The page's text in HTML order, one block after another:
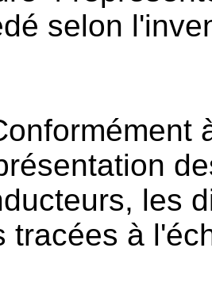
selon
les
tracées à